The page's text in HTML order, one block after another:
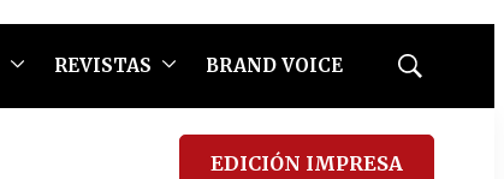
REVISTAS BRAND VOICE
Mostrar
EDICIÓN IMPRESA